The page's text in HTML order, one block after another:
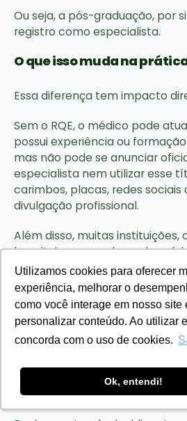
Utilizamos cookies para oferecer
experiência, melhorar o
como você interage em nosso site
personalizar conteúdo. Ao utilizar
concorda com o uso de cookies.
Ok, entendi!
Utilizamos cookies para oferecer
experiência, melhorar o
como você interage em nosso site
personalizar conteúdo. Ao utilizar
concorda com o uso de cookies.
Ok, entendi!
Ou seja, a pós-graduação, por
registro como especialista.
O que isso muda na
Essa diferença tem impacto
Sem o RQE, o médico pode
possui experiência ou
mas não pode se anunciar
especialista nem utilizar esse
carimbos, placas, redes sociais
divulgação profissional.
Além disso, muitas instituições,
hospitais e operadoras de
de Qualificação de
vagas ou credenciamentos.
Isso não significa que a pós-
escolha inferior. Em muitos
melhor alternativa para quem
especialização e trabalho ou
título por meio da prova da
especialidade.